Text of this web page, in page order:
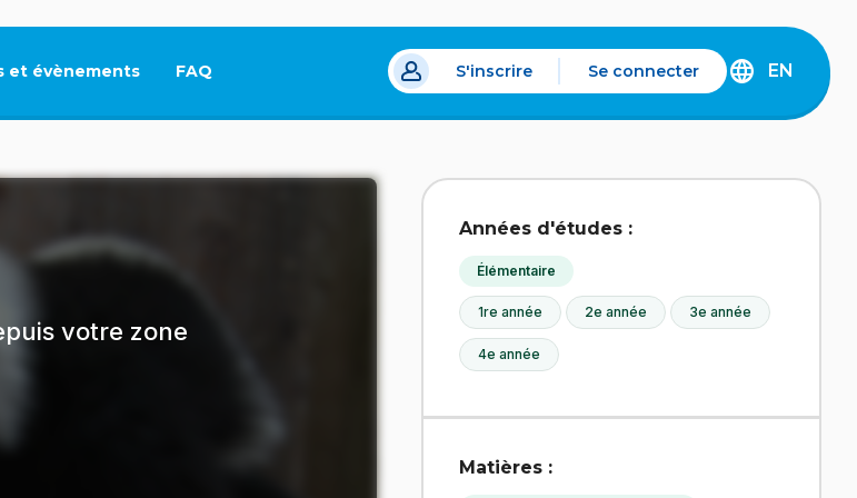
et évènements FAQ
Ce lien s'ouvrira dans un nouvel onglet.
S'inscrire Se connecter
DISCOVER
EN
votre zone
Années d'études :
Élémentaire
1re année 2e année 3e année
4e année
Matières :